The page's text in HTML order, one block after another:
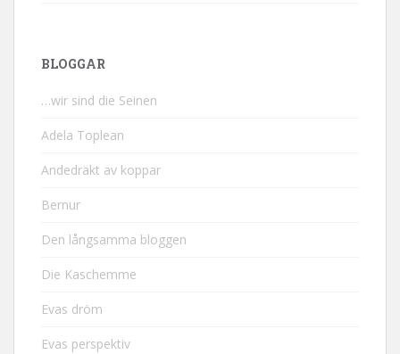
BLOGGAR
…wir sind die Seinen
Adela Toplean
Andedräkt av koppar
Bernur
Den långsamma bloggen
Die Kaschemme
Evas dröm
Evas perspektiv